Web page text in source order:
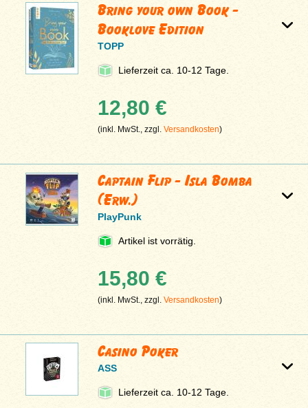
Bring your own Book -
Booklove Edition
TOPP
Lieferzeit ca. 10-12 Tage.
12,80 €
(inkl. MwSt., zzgl.Versandkosten)
Captain Flip - Isla Bomba
(Erw.)
PlayPunk
Artikel ist vorrätig.
15,80 €
(inkl. MwSt., zzgl.Versandkosten)
Casino Poker
ASS
Lieferzeit ca. 10-12 Tage.